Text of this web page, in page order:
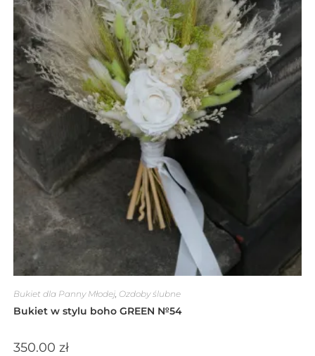
Bukiet dla Panny Młodej, Ozdoby ślubne
Bukiet w stylu boho GREEN №54
350.00 zł